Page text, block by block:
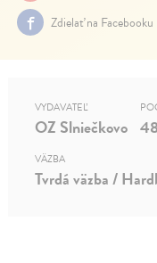
Zdielať na Facebooku
VYDAVATEĽ
OZ Slniečkovo
VÄZBA
Tvrdá väzba /